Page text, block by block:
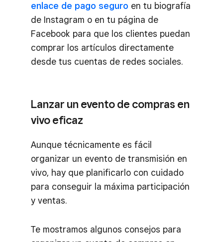
enlace de pago seguro en tu biografía
de Instagram o en tu página de
Facebook para que los clientes puedan
comprar los artículos directamente
desde tus cuentas de redes sociales.
Lanzar un evento de compras en
vivo eficaz
Aunque técnicamente es fácil
organizar un evento de transmisión en
vivo, hay que planificarlo con cuidado
para conseguir la máxima participación
y ventas.
Te mostramos algunos consejos para